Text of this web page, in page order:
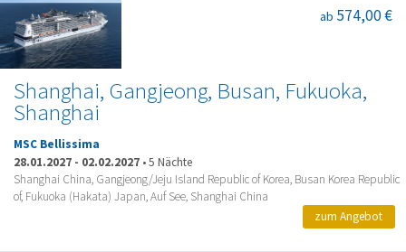
Shanghai, Gangjeong, Busan, Fukuoka,
Shanghai
ab 574,00 €
MSC Bellissima
28.01.2027 - 02.02.2027 •5 Nächte
Shanghai China, Gangjeong/Jeju Island Republic of Korea, Busan Korea Republic
of, Fukuoka (Hakata) Japan, Auf See, Shanghai China
zum Angebot